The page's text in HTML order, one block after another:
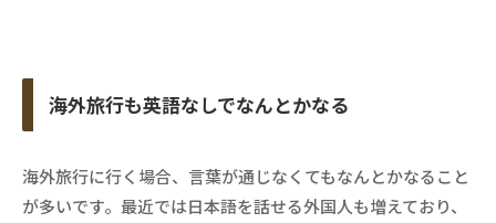
海外旅行も英語なしでなんとかなる
海外旅行に行く場合、言葉が通じなくてもなんとかなること
が多いです。最近では日本語を話せる外国人も増えており、